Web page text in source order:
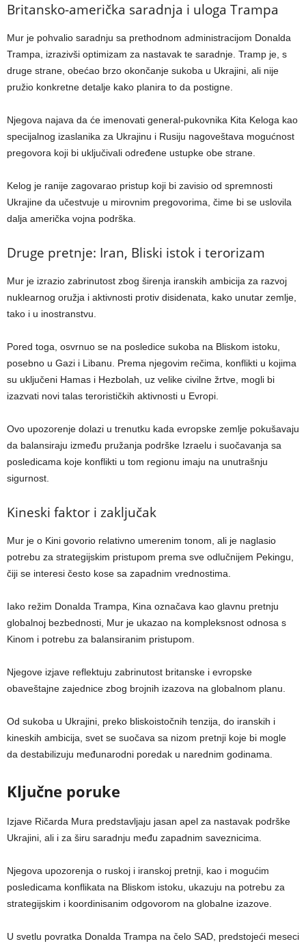
Britansko-američka saradnja i uloga Trampa
Mur je pohvalio saradnju sa prethodnom administracijom Donalda
Trampa, izrazivši optimizam za nastavak te saradnje. Tramp je, s
druge strane, obećao brzo okončanje sukoba u Ukrajini, ali nije
pružio konkretne detalje kako planira to da postigne.
Njegova najava da će imenovati general-pukovnika Kita Keloga kao
specijalnog izaslanika za Ukrajinu i Rusiju nagoveštava mogućnost
pregovora koji bi uključivali određene ustupke obe strane.
Kelog je ranije zagovarao pristup koji bi zavisio od spremnosti
Ukrajine da učestvuje u mirovnim pregovorima, čime bi se uslovila
dalja američka vojna podrška.
Druge pretnje: Iran, Bliski istok i terorizam
Mur je izrazio zabrinutost zbog širenja iranskih ambicija za razvoj
nuklearnog oružja i aktivnosti protiv disidenata, kako unutar zemlje,
tako i u inostranstvu.
Pored toga, osvrnuo se na posledice sukoba na Bliskom istoku,
posebno u Gazi i Libanu. Prema njegovim rečima, konflikti u kojima
su uključeni Hamas i Hezbolah, uz velike civilne žrtve, mogli bi
izazvati novi talas terorističkih aktivnosti u Evropi.
Ovo upozorenje dolazi u trenutku kada evropske zemlje pokušavaju
da balansiraju između pružanja podrške Izraelu i suočavanja sa
posledicama koje konflikti u tom regionu imaju na unutrašnju
sigurnost.
Kineski faktor i zaključak
Mur je o Kini govorio relativno umerenim tonom, ali je naglasio
potrebu za strategijskim pristupom prema sve odlučnijem Pekingu,
čiji se interesi često kose sa zapadnim vrednostima.
Iako režim Donalda Trampa, Kina označava kao glavnu pretnju
globalnoj bezbednosti, Mur je ukazao na kompleksnost odnosa s
Kinom i potrebu za balansiranim pristupom.
Njegove izjave reflektuju zabrinutost britanske i evropske
obaveštajne zajednice zbog brojnih izazova na globalnom planu.
Od sukoba u Ukrajini, preko bliskoistočnih tenzija, do iranskih i
kineskih ambicija, svet se suočava sa nizom pretnji koje bi mogle
da destabilizuju međunarodni poredak u narednim godinama.
Ključne poruke
Izjave Ričarda Mura predstavljaju jasan apel za nastavak podrške
Ukrajini, ali i za širu saradnju među zapadnim saveznicima.
Njegova upozorenja o ruskoj i iranskoj pretnji, kao i mogućim
posledicama konflikata na Bliskom istoku, ukazuju na potrebu za
strategijskim i koordinisanim odgovorom na globalne izazove.
U svetlu povratka Donalda Trampa na čelo SAD, predstojeći meseci